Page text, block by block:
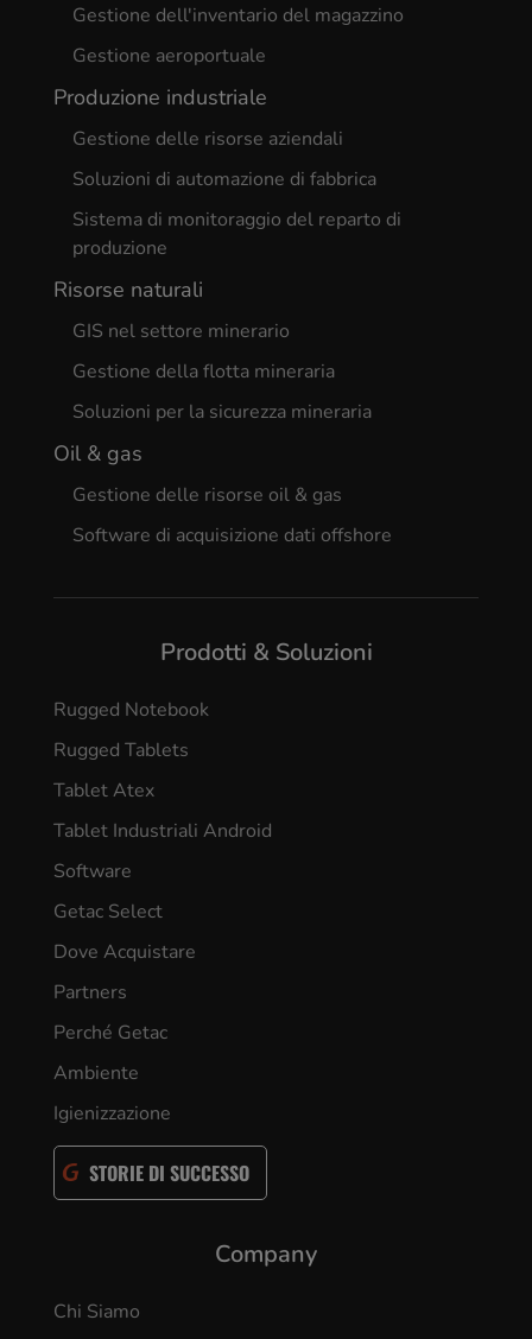
Gestione dell'inventario del magazzino
Gestione aeroportuale
Produzione industriale
Gestione delle risorse aziendali
Soluzioni di automazione di fabbrica
Sistema di monitoraggio del reparto di
produzione
Risorse naturali
GIS nel settore minerario
Gestione della flotta mineraria
Soluzioni per la sicurezza mineraria
Oil & gas
Gestione delle risorse oil & gas
Software di acquisizione dati offshore
Prodotti & Soluzioni
Rugged Notebook
Rugged Tablets
Tablet Atex
Tablet Industriali Android
Software
Getac Select
Dove Acquistare
Partners
Perché Getac
Ambiente
Igienizzazione
STORIE DI SUCCESSO
Company
Chi Siamo